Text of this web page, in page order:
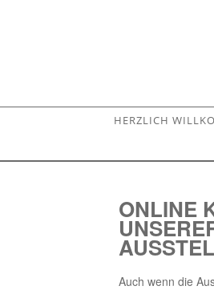
HERZLICH
ONLINE
Auch wenn die